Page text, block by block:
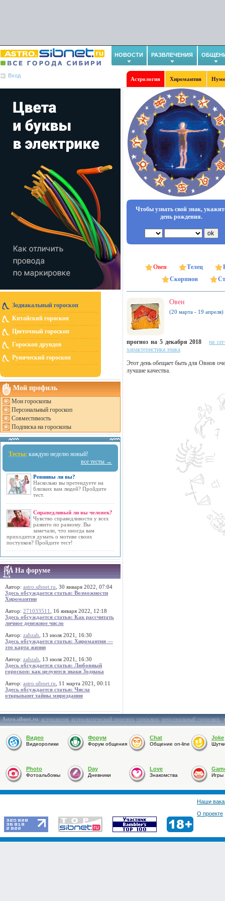
НОВОСТИ РАЗВЛЕЧЕНИЯ
Вход
Астрология Хиромантия
Зодиакальный гороскоп
Китайский гороскоп
Цветочный гороскоп
Гороскоп друидов
Рунический гороскоп
Мой профиль
Мои гороскопы
Персональный гороскоп
Совместимость
Подписка на гороскопы
Тесты: каждую неделю новый!
все тесты →
Ревнивы ли вы?
Насколько вы претендуете на
близких вам людей? Пройдите
тест.
Справедливый ли вы человек?
Чувство справедливости у всех
развито по разному. Вы
замечали, что иногда вам
приходится думать о мотиве своих
поступков? Пройдите тест!
На форуме
Автор: astro.sibnet.ru , 30 января 2022, 07:04
Здесь обсуждается статья: Возможности
Хиромантии
Автор: 271033511
, 16 января 2022, 12:18
Здесь обсуждается статья: Как рассчитать
личное денежное число
Автор: zabzab , 13 июля 2021, 16:30
Здесь обсуждается статья: Хиромантия —
это карта жизни
Автор: zabzab , 13 июля 2021, 16:30
Здесь обсуждается статья: Любовный
гороскоп: как целуются знаки Зодиака
Автор: astro.sibnet.ru , 11 марта 2021, 00:11
Здесь обсуждается статья: Числа
открывают тайны мироздания
Чтобы узнать свой знак,
день рождения.
Овен Телец
Скорпион
Овен
(20 марта - 19 апреля)
прогноз на 5 декабря 2018
на
характеристика знака
Этот день обещает быть для Овнов
лучшие качества.
Astro.sibnet.ru:астрология,астрологический прогноз,гороскоп,персональный гороскоп,
Видео
Видеоролики
Форум
Форум общения
Chat
Общение on-line
Joke
Photo
Фотоальбомы
Day
Дневники
Love
Знакомства Игры
Наши
О проекте